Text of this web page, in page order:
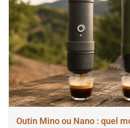
Outin Mino ou Nano : quel